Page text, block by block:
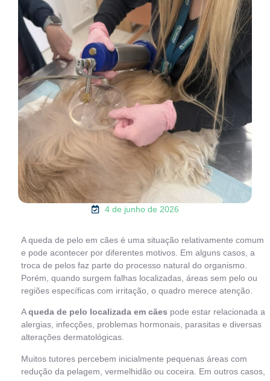
4 de junho de 2026
A queda de pelo em cães é uma situação relativamente comum
e pode acontecer por diferentes motivos. Em alguns casos, a
troca de pelos faz parte do processo natural do organismo.
Porém, quando surgem falhas localizadas, áreas sem pelo ou
regiões específicas com irritação, o quadro merece atenção.
Aqueda de pelo localizada em cães pode estar relacionada a
alergias, infecções, problemas hormonais, parasitas e diversas
alterações dermatológicas.
Muitos tutores percebem inicialmente pequenas áreas com
redução da pelagem, vermelhidão ou coceira. Em outros casos,